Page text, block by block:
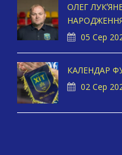
ОЛЕГ
05 Сер
КАЛЕНДАР
02 Сер